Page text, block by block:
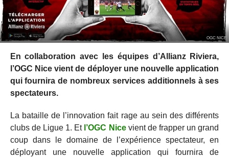
OGC NICE
En collaboration avec les équipes d’Allianz Riviera,
l’OGC Nice vient de déployer une nouvelle application
qui fournira de nombreux services additionnels à ses
spectateurs.
La bataille de l’innovation fait rage au sein des différents
clubs de Ligue 1. Et l’OGC Nicevient de frapper un grand
coup dans le domaine de l’expérience spectateur, en
déployant une nouvelle application qui fournira de